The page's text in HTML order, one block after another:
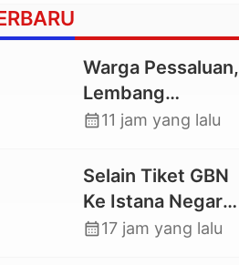
Warga Pessaluan,
Lembang
Gandangbatu
Jalan Kabupaten
calendar_month11 jam yang lalu
Selain Tiket GBN
Ke Istana Negara,
Mahasiswa UKI
calendar_month17 jam yang lalu